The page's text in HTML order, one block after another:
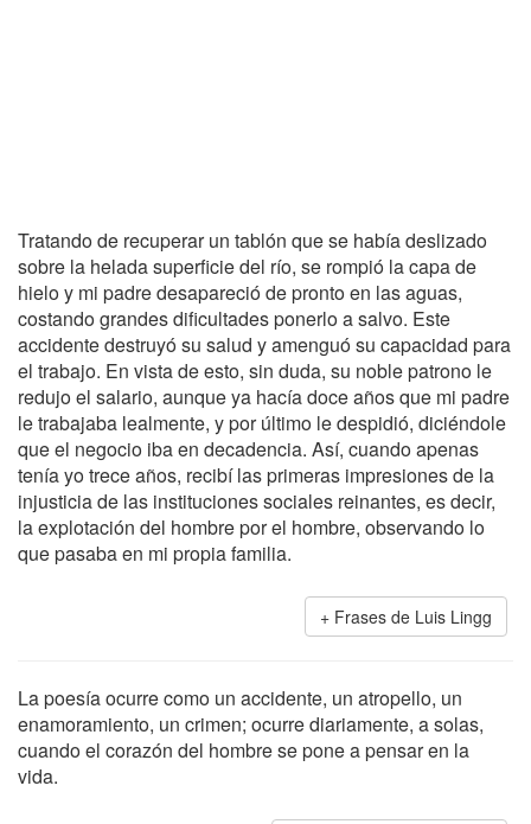
Tratando de recuperar un tablón que se había deslizado
sobre la helada superficie del río, se rompió la capa de
hielo y mi padre desapareció de pronto en las aguas,
costando grandes dificultades ponerlo a salvo. Este
accidente destruyó su salud y amenguó su capacidad para
el trabajo. En vista de esto, sin duda, su noble patrono le
redujo el salario, aunque ya hacía doce años que mi padre
le trabajaba lealmente, y por último le despidió, diciéndole
que el negocio iba en decadencia. Así, cuando apenas
tenía yo trece años, recibí las primeras impresiones de la
injusticia de las instituciones sociales reinantes, es decir,
la explotación del hombre por el hombre, observando lo
que pasaba en mi propia familia.
Frases de Luis Lingg
La poesía ocurre como un accidente, un atropello, un
enamoramiento, un crimen; ocurre diariamente, a solas,
cuando el corazón del hombre se pone a pensar en la
vida.